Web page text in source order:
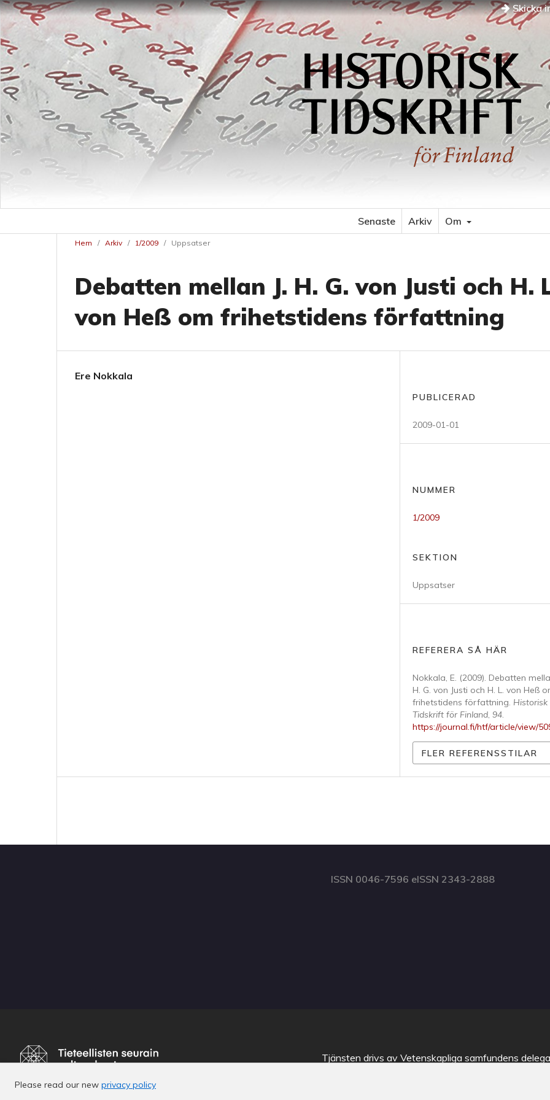
Skicka
Senaste Arkiv Om
Hem / Arkiv / 1/2009 / Uppsatser
Debatten mellan J. H. G. von Justi och H.
von Heß om frihetstidens författning
Ere Nokkala
PUBLICERAD
2009-01-01
NUMMER
1/2009
SEKTION
Uppsatser
REFERERA SÅ HÄR
Nokkala, E. (2009). Debatten
H. G. von Justi och H. L. von Heß
frihetstidens författning. Historisk
Tidskrift för Finland, 94.
https://journal.fi/htf/article/view/
FLER REFERENSSTILAR
ISSN 0046-7596 eISSN 2343-2888
Please read our new privacy policy
Tjänsten drivs av Vetenskapliga samfundens